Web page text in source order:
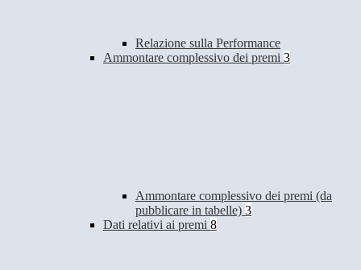
Relazione sulla Performance
Ammontare complessivo dei premi 3
Ammontare complessivo dei premi (da
pubblicare in tabelle) 3
Dati relativi ai premi 8